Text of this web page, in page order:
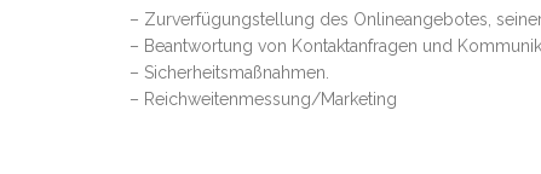
– Zurverfügungstellung des Onlineangebotes,
– Beantwortung von Kontaktanfragen und
– Sicherheitsmaßnahmen.
– Reichweitenmessung/Marketing